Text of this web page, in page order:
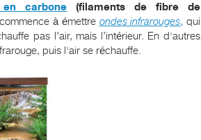
carbone (filaments de fibre de
à émettre ondes infrarouges, qui
pas l’air, mais l’intérieur. En d'autres
puis l'air se réchauffe.